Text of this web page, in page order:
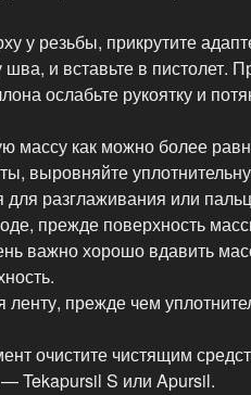
у резьбы, прикрутите
и вставьте в пистолет.
ослабьте рукоятку и
массу как можно более
выровняйте
разглаживания или
прежде поверхность
важно хорошо вдавить
прежде чем
очистите чистящим
Tekapursil S или Apursil.